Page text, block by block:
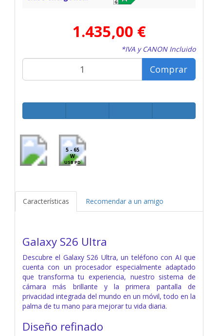
1.435,00 €
*IVA y CANON Incluido
Comprar
5 - 65
W
USB PD
Características Recomendar a un amigo
Galaxy S26 Ultra
Descubre el Galaxy S26 Ultra, un teléfono con AI que
cuenta con un procesador especialmente adaptado
que transforma tu experiencia, nuestro sistema de
cámara más brillante y la primera pantalla de
privacidad integrada del mundo en un móvil, todo en la
palma de tu mano para mejorar tu vida diaria.
Diseño refinado